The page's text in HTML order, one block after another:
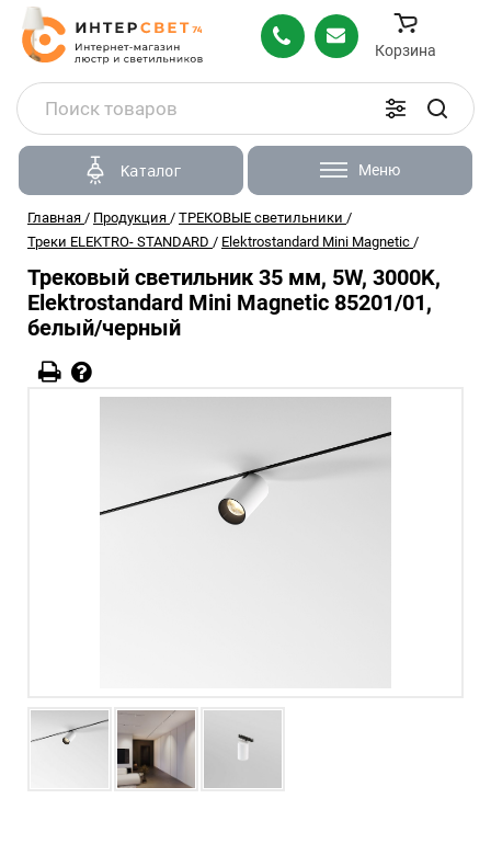
Корзина
Каталог Меню
Главная / Продукция / ТРЕКОВЫЕ светильники /
Треки ELEKTRO- STANDARD / Elektrostandard Mini Magnetic /
Трековый светильник 35 мм, 5W, 3000K,
Elektrostandard Mini Magnetic 85201/01,
белый/черный